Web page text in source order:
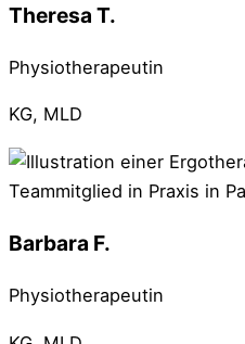
Theresa T.
Physiotherapeutin
KG, MLD
Barbara F.
Physiotherapeutin